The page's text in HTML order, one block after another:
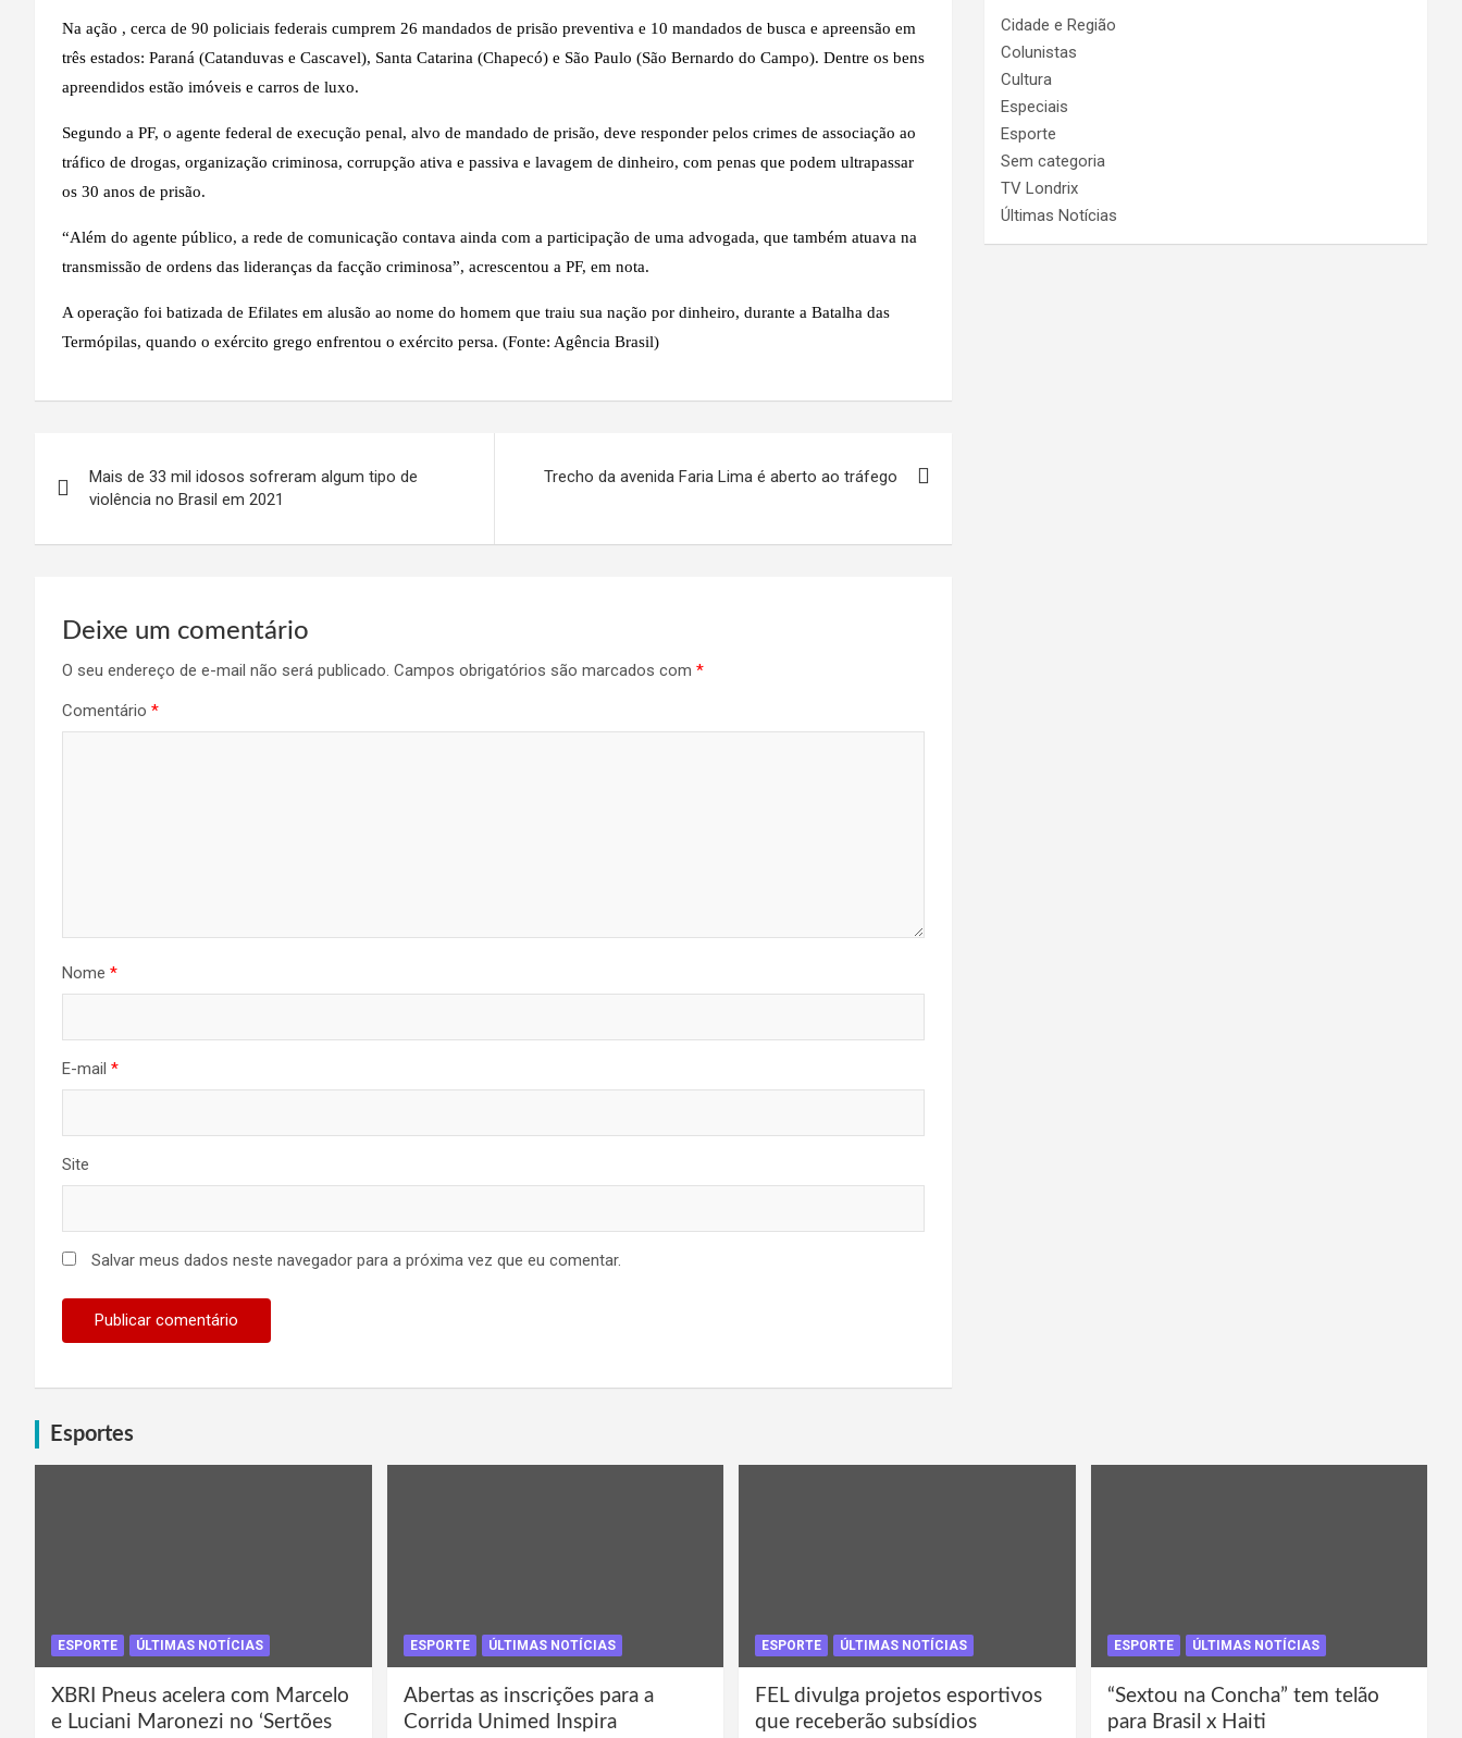
Na ação , cerca de 90 policiais federais cumprem 26 mandados de prisão preventiva e 10 mandados de busca e apreensão em
três estados: Paraná (Catanduvas e Cascavel), Santa Catarina (Chapecó) e São Paulo (São Bernardo do Campo). Dentre os bens
apreendidos estão imóveis e carros de luxo.
Segundo a PF, o agente federal de execução penal, alvo de mandado de prisão, deve responder pelos crimes de associação ao
tráfico de drogas, organização criminosa, corrupção ativa e passiva e lavagem de dinheiro, com penas que podem ultrapassar
os 30 anos de prisão.
“Além do agente público, a rede de comunicação contava ainda com a participação de uma advogada, que também atuava na
transmissão de ordens das lideranças da facção criminosa”, acrescentou a PF, em nota.
A operação foi batizada de Efilates em alusão ao nome do homem que traiu sua nação por dinheiro, durante a Batalha das
Termópilas, quando o exército grego enfrentou o exército persa. (Fonte: Agência Brasil)
de
Post
Mais de 33 mil idosos sofreram algum tipo de
violência no Brasil em 2021
Trecho da avenida Faria Lima é aberto ao tráfego
Deixe um comentário
O seu endereço de e-mail não será publicado. Campos obrigatórios são marcados com *
Comentário *
Nome *
E-mail *
Site
Salvar meus dados neste navegador para a próxima vez que eu comentar.
Cidade e Região
Colunistas
Cultura
Especiais
Esporte
Sem categoria
TV Londrix
Últimas Notícias
Esportes
ESPORTE ÚLTIMAS NOTÍCIAS
XBRI Pneus acelera com Marcelo
e Luciani Maronezi no ‘Sertões
ESPORTE ÚLTIMAS NOTÍCIAS
Abertas as inscrições para a
Corrida Unimed Inspira
ESPORTE ÚLTIMAS NOTÍCIAS
FEL divulga projetos esportivos
que receberão subsídios
ESPORTE ÚLTIMAS NOTÍCIAS
“Sextou na Concha” tem telão
para Brasil x Haiti